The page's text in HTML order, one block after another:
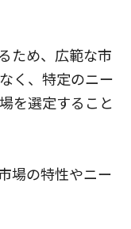
ため、広範な市
く、特定のニー
を選定すること
場の特性やニー